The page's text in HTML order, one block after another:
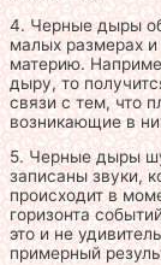
4. Черные дыры
малых размерах
материю.
дыру, то
связи с тем, что
возникающие в
5. Черные дыры
записаны звуки,
происходит в
горизонта
это и не
примерный